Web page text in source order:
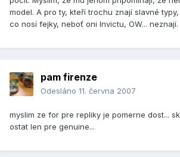
model. A pro ty, kteří trochu znají slavné
co nosí fejky, neboť oni Invictu, OW...
pam firenze
Odesláno 11. června 2007
myslim ze for pre repliky je pomerne dost...
ostat len pre genuine...